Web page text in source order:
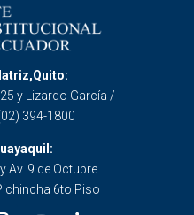
y Lizardo García /
394-1800
Av. 9 de Octubre.
6to Piso